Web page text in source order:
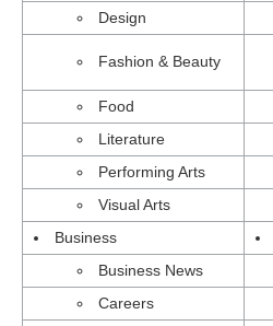
Design
Fashion & Beauty
Food
Literature
Performing Arts
Visual Arts
Business
Business News
Careers